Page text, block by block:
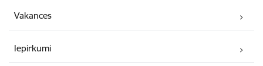
Vakances
Iepirkumi